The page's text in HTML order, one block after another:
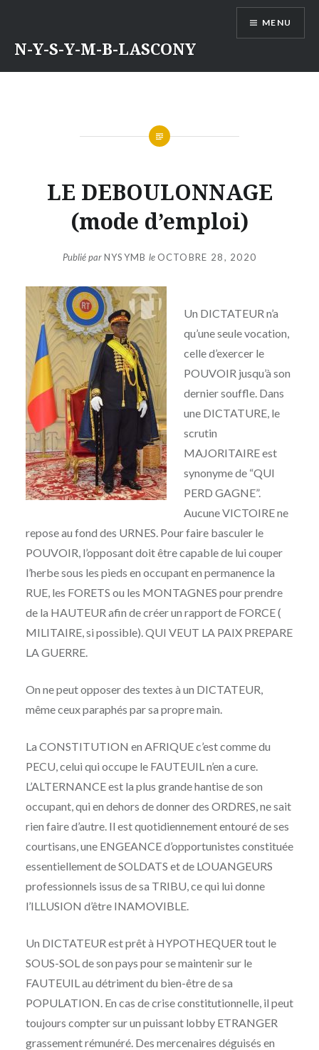
contenu
N-Y-S-Y-M-B-LASCONY
MENU
LE DEBOULONNAGE
(mode d’emploi)
Publié parNYSYMB le OCTOBRE 28, 2020
Un DICTATEUR n’a
qu’une seule vocation,
celle d’exercer le
POUVOIR jusqu’à son
dernier souffle. Dans
une DICTATURE, le
scrutin
MAJORITAIRE est
synonyme de “QUI
PERD GAGNE”.
Aucune VICTOIRE ne
repose au fond des URNES. Pour faire basculer le
POUVOIR, l’opposant doit être capable de lui couper
l’herbe sous les pieds en occupant en permanence la
RUE, les FORETS ou les MONTAGNES pour prendre
de la HAUTEUR afin de créer un rapport de FORCE (
MILITAIRE, si possible). QUI VEUT LA PAIX PREPARE
LA GUERRE.
On ne peut opposer des textes à un DICTATEUR,
même ceux paraphés par sa propre main.
La CONSTITUTION en AFRIQUE c’est comme du
PECU, celui qui occupe le FAUTEUIL n’en a cure.
L’ALTERNANCE est la plus grande hantise de son
occupant, qui en dehors de donner des ORDRES, ne sait
rien faire d’autre. Il est quotidiennement entouré de ses
courtisans, une ENGEANCE d’opportunistes constituée
essentiellement de SOLDATS et de LOUANGEURS
professionnels issus de sa TRIBU, ce qui lui donne
l’ILLUSION d’être INAMOVIBLE.
Un DICTATEUR est prêt à HYPOTHEQUER tout le
SOUS-SOL de son pays pour se maintenir sur le
FAUTEUIL au détriment du bien-être de sa
POPULATION. En cas de crise constitutionnelle, il peut
toujours compter sur un puissant lobby ETRANGER
grassement rémunéré. Des mercenaires déguisés en